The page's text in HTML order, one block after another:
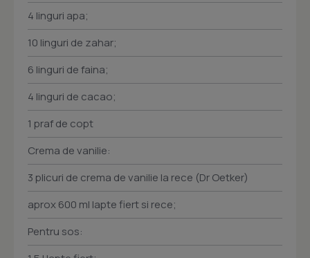
4 linguri apa;
10 linguri de zahar;
6 linguri de faina;
4 linguri de cacao;
1 praf de copt
Crema de vanilie:
3 plicuri de crema de vanilie la rece (Dr Oetker)
aprox 600 ml lapte fiert si rece;
Pentru sos: